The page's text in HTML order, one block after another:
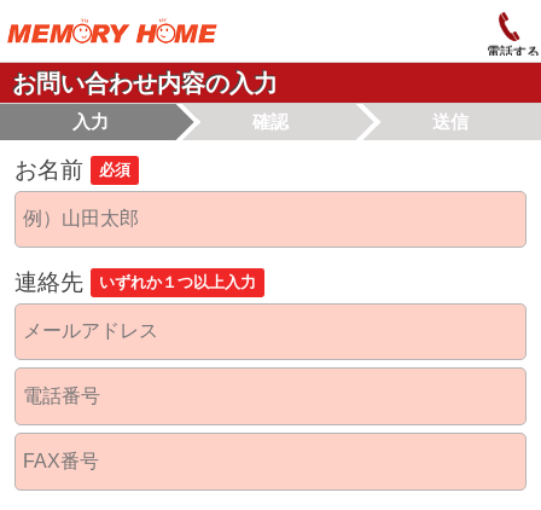
電話する
お問い合わせ内容の入力
入力 確認 送信
お名前 必須
連絡先 いずれか１つ以上入力